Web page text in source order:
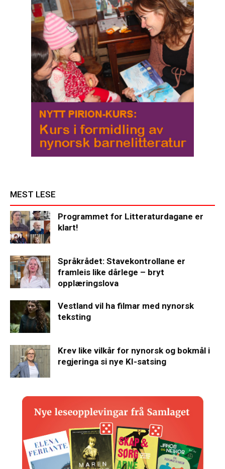
MEST LESE
Programmet for Litteraturdagane er
klart!
Språkrådet: Stavekontrollane er
framleis like dårlege – bryt
opplæringslova
Vestland vil ha filmar med nynorsk
teksting
Krev like vilkår for nynorsk og bokmål i
regjeringa si nye KI-satsing